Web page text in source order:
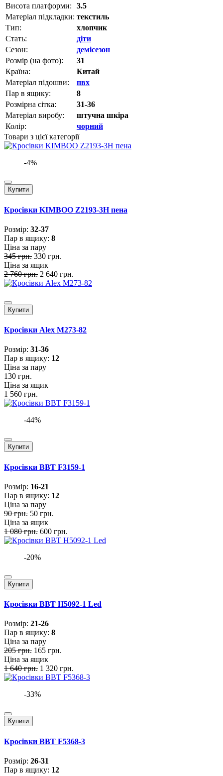
Висота платформи:
3.5
Матеріал підкладки: текстиль
Тип:
хлопчик
Стать:
діти
Сезон:
демісезон
Розмір (на фото):
31
Країна:
Китай
Матеріал підошви:
пвх
Пар в ящику:
8
Розмірна сітка:
31-36
Матеріал виробу:
штучна шкіра
Колір:
чорний
Товари з цієї категорії
-4%
Купити
Кросівки KIMBOO Z2193-3H пена
Розмiр: 32-37
Пар в ящику: 8
Ціна за пару
345 грн. 330 грн.
Ціна за ящик
2 760 грн. 2 640 грн.
Купити
Кросівки Alex M273-82
Розмiр: 31-36
Пар в ящику: 12
Ціна за пару
130 грн.
Ціна за ящик
1 560 грн.
-44%
Купити
Кросівки BBT F3159-1
Розмiр: 16-21
Пар в ящику: 12
Ціна за пару
90 грн. 50 грн.
Ціна за ящик
1 080 грн. 600 грн.
-20%
Купити
Кросівки BBT H5092-1 Led
Розмiр: 21-26
Пар в ящику: 8
Ціна за пару
205 грн. 165 грн.
Ціна за ящик
1 640 грн. 1 320 грн.
-33%
Купити
Кросівки BBT F5368-3
Розмiр: 26-31
Пар в ящику: 12